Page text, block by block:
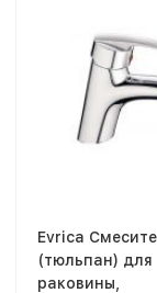
Evrica
(тюльпан) для
раковины,